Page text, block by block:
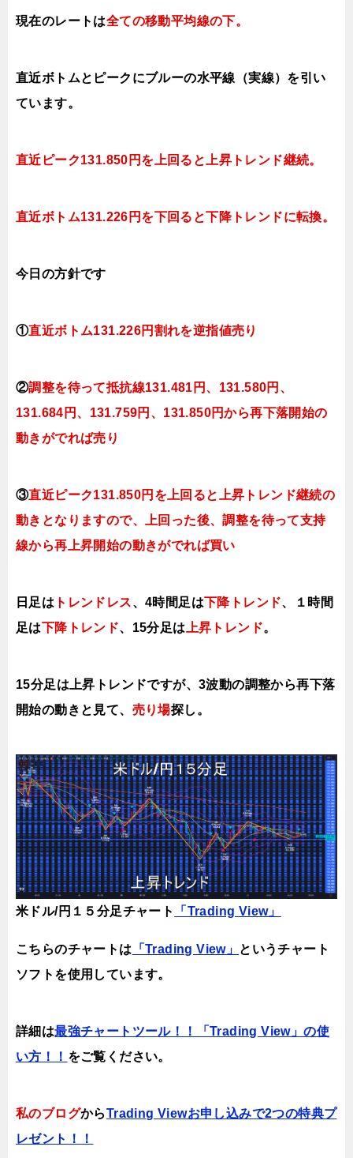
現在のレートは全ての移動平均線の下。
直近ボトムとピークにブルーの水平線（実線）を引い
ています。
直近ピーク131.850円を上回ると上昇トレンド継続。
直近ボトム131.226円を下回ると下降トレンドに転換。
今日の方針です
①直近ボトム131.226円割れを逆指値売り
②調整を待って抵抗線131.481円、131.580円、
131.684円、131.759円、131.850円から再下落開始の
動きがでれば売り
③直近ピーク131.850円を上回ると上昇トレンド継続の
動きとなり ますので、上回った後、調整を待って支持
線から再上昇開始の動きがでれば買い
日足は トレンドレス、4時間足は下降トレンド、１時間
足は下降トレンド、15分足は上昇トレンド。
15分足は上昇トレンドですが、3波動の調整から再下落
開始の動きと見て、 売り場探し。
米ドル/円１５分足チャート 「Trading View」
こちらのチャートは 「Trading View」 というチャート
ソフトを使用しています。
詳細は最強チャートツール！！「Trading View」の使
い方！！ をご覧ください。
私のブログからTrading Viewお申し込みで2つの特典プ
レゼント！！